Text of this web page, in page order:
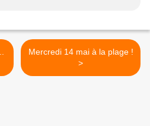
Mercredi 14 mai à la plage !
>